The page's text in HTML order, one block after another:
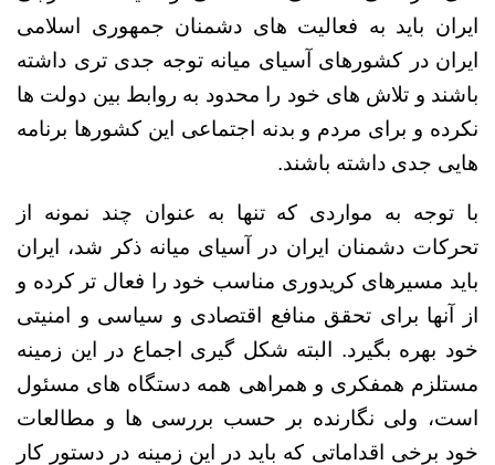
ایران باید به فعالیت های دشمنان جمهوری اسلامی
ایران در کشورهای آسیای میانه توجه جدی تری داشته
باشند و تلاش های خود را محدود به روابط بین دولت ها
نکرده و برای مردم و بدنه اجتماعی این کشورها برنامه
هایی جدی داشته باشند.
با توجه به مواردی که تنها به عنوان چند نمونه از
تحرکات دشمنان ایران در آسیای میانه ذکر شد، ایران
باید مسیرهای کریدوری مناسب خود را فعال تر کرده و
از آنها برای تحقق منافع اقتصادی و سیاسی و امنیتی
خود بهره بگیرد. البته شکل گیری اجماع در این زمینه
مستلزم همفکری و همراهی همه دستگاه های مسئول
است، ولی نگارنده بر حسب بررسی ها و مطالعات
خود برخی اقداماتی که باید در این زمینه در دستور کار